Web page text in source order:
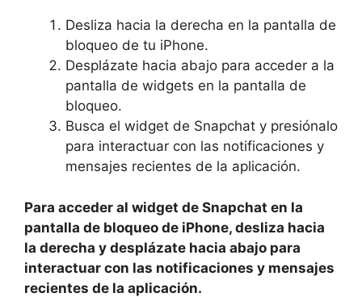
Desliza hacia ⁢la derecha en la pantalla de
bloqueo ‌de tu iPhone.
Desplázate hacia abajo ​para ‌acceder ⁤a la
pantalla de widgets ‍en la pantalla de
bloqueo.
Busca el widget de Snapchat ‍y presiónalo
para interactuar con las notificaciones y
mensajes ⁤recientes‍ de la aplicación.
Para acceder al widget de Snapchat en la
pantalla de bloqueo de iPhone, desliza​ hacia
la derecha y ⁢desplázate hacia abajo‌ para
interactuar con las notificaciones y mensajes‍
recientes de⁤ la aplicación.